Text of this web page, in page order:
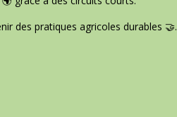
des pratiques agricoles durables 🤝.